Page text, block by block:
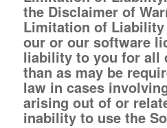
the Disclaimer of
Limitation of
our or our software
liability to you for all
than as may be
law in cases
arising out of or
inability to use the